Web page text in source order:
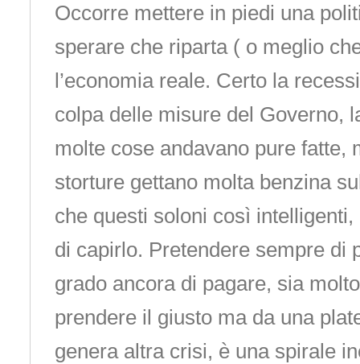
Occorre mettere in piedi una
sperare che riparta ( o meglio
l’economia reale. Certo la
colpa delle misure del Governo,
molte cose andavano pure fatte,
storture gettano molta benzina
che questi soloni così
di capirlo. Pretendere sempre di
grado ancora di pagare, sia
prendere il giusto ma da una
genera altra crisi, è una spirale